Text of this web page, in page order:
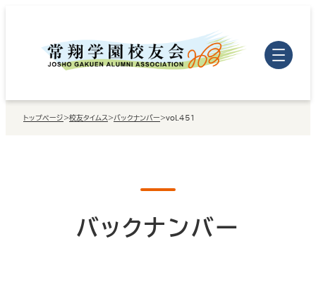
トップページ >校友タイムス > バックナンバー >vol.451
バックナンバー